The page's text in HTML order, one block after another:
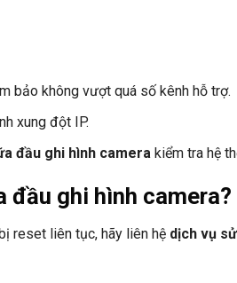
bảo không vượt quá số kênh hỗ trợ.
xung đột IP.
đầu ghi hình camera kiểm tra hệ
đầu ghi hình camera?
reset liên tục, hãy liên hệ dịch vụ